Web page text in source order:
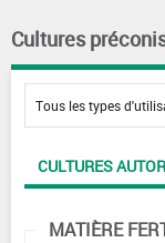
Cultures
CULTURES
MATIÈRE